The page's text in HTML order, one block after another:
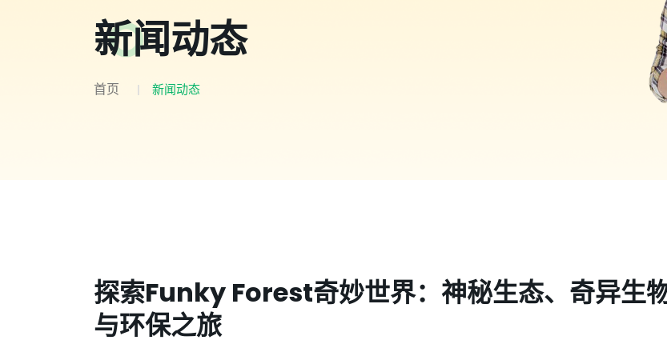
新闻动态
首页 新闻动态
探索Funky Forest奇妙世界：神秘生态、奇异生
与环保之旅